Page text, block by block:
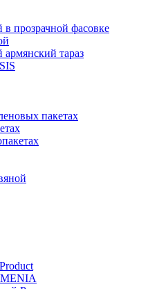
прозрачной фасовке
тараз
пакетах